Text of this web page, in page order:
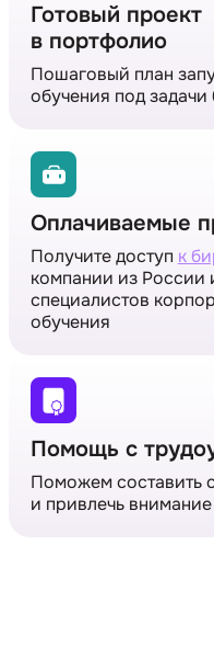
Готовый проект
в портфолио
Пошаговый план
обучения под задачи
Оплачиваемые
Получите доступ к
компании из России
специалистов
обучения
Помощь с
Поможем составить
и привлечь